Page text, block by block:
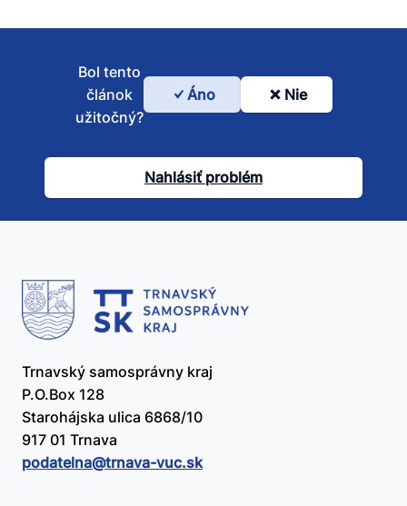
Bol
článok
užitočný?
Bol tento
článok
užitočný?
Áno Nie
Nahlásiť problém
Trnavský samosprávny kraj
P.O.Box 128
Starohájska ulica 6868/10
917 01 Trnava
podatelna@​trnava-vuc.sk